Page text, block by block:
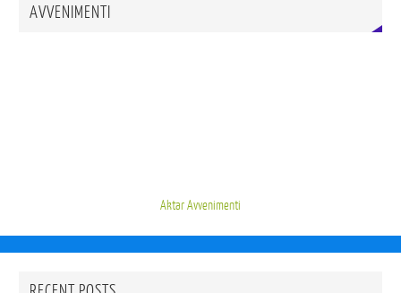
AVVENIMENTI
Aktar Avvenimenti